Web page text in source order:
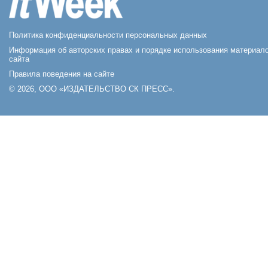
Политика конфиденциальности персональных данных
Информация об авторских правах и порядке использования
сайта
Правила поведения на сайте
© 2026, ООО «ИЗДАТЕЛЬСТВО СК ПРЕСС».